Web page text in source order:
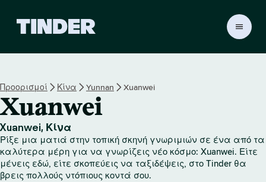
ή
σ
ε
ί
δ
α
T
Προορισμοί Κίνα Yunnan Xuanwei
Xuanwei
Xuanwei, Κίνα
Ρίξε μια ματιά στην τοπική σκηνή γνωριμιών σε ένα από τα
καλύτερα μέρη για να γνωρίζεις νέο κόσμο: Xuanwei. Είτε
μένεις εδώ, είτε σκοπεύεις να ταξιδέψεις, στο Tinder θα
βρεις πολλούς ντόπιους κοντά σου.